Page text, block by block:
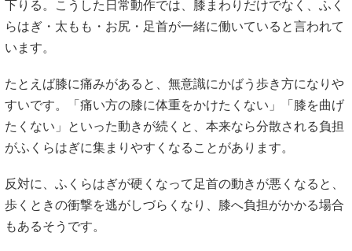
下りる。こうした日常動作では、膝まわりだけでなく、ふく
らはぎ・太もも・お尻・足首が一緒に働いていると言われて
います。
たとえば膝に痛みがあると、無意識にかばう歩き方になりや
すいです。「痛い方の膝に体重をかけたくない」「膝を曲げ
たくない」といった動きが続くと、本来なら分散される負担
がふくらはぎに集まりやすくなることがあります。
反対に、ふくらはぎが硬くなって足首の動きが悪くなると、
歩くときの衝撃を逃がしづらくなり、膝へ負担がかかる場合
もあるそうです。